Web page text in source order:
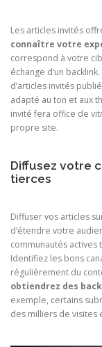
Les articles invités
connaître votre
correspond à votre
échange d’un
d’articles invités
adapté au ton et aux
invité fera office de
propre site.
Diffusez votre
tierces
Diffuser vos articles
d’étendre votre
communautés
Identifiez les bons
régulièrement du
obtiendrez des
exemple, certains
des milliers de visites